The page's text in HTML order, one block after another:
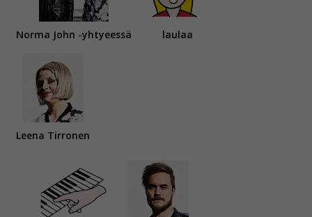
Norma John -yhtyeessä laulaa
Leena Tirronen